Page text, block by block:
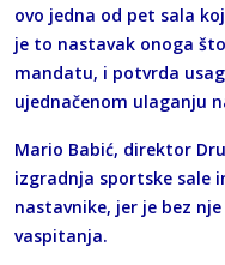
ovo jedna od pet sala
je to nastavak onoga
mandatu, i potvrda
ujednačenom ulaganju
Mario Babić, direktor
izgradnja sportske sale
nastavnike, jer je bez
vaspitanja.